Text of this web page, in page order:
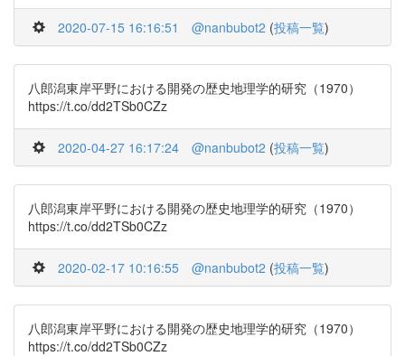
2020-07-15 16:16:51 @nanbubot2 (投稿一覧)
八郎潟東岸平野における開発の歴史地理学的研究（1970）
https://t.co/dd2TSb0CZz
2020-04-27 16:17:24 @nanbubot2 (投稿一覧)
八郎潟東岸平野における開発の歴史地理学的研究（1970）
https://t.co/dd2TSb0CZz
2020-02-17 10:16:55 @nanbubot2 (投稿一覧)
八郎潟東岸平野における開発の歴史地理学的研究（1970）
https://t.co/dd2TSb0CZz